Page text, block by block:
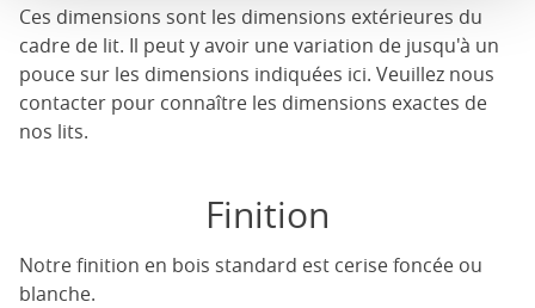
Ces dimensions sont les dimensions extérieures du
cadre de lit. Il peut y avoir une variation de jusqu'à un
pouce sur les dimensions indiquées ici. Veuillez nous
contacter pour connaître les dimensions exactes de
nos lits.
Finition
Notre finition en bois standard est cerise foncée ou
blanche.